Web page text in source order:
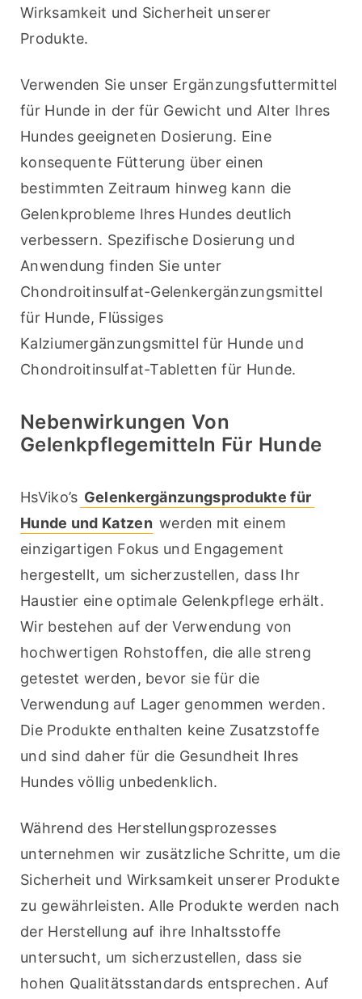
Wirksamkeit und Sicherheit unserer
Produkte.
Verwenden Sie unser Ergänzungsfuttermittel
für Hunde in der für Gewicht und Alter Ihres
Hundes geeigneten Dosierung. Eine
konsequente Fütterung über einen
bestimmten Zeitraum hinweg kann die
Gelenkprobleme Ihres Hundes deutlich
verbessern. Spezifische Dosierung und
Anwendung finden Sie unter
Chondroitinsulfat-Gelenkergänzungsmittel
für Hunde, Flüssiges
Kalziumergänzungsmittel für Hunde und
Chondroitinsulfat-Tabletten für Hunde.
Nebenwirkungen Von
Gelenkpflegemitteln Für Hunde
HsViko’s Gelenkergänzungsprodukte für
Hunde und Katzen werden mit einem
einzigartigen Fokus und Engagement
hergestellt, um sicherzustellen, dass Ihr
Haustier eine optimale Gelenkpflege erhält.
Wir bestehen auf der Verwendung von
hochwertigen Rohstoffen, die alle streng
getestet werden, bevor sie für die
Verwendung auf Lager genommen werden.
Die Produkte enthalten keine Zusatzstoffe
und sind daher für die Gesundheit Ihres
Hundes völlig unbedenklich.
Während des Herstellungsprozesses
unternehmen wir zusätzliche Schritte, um die
Sicherheit und Wirksamkeit unserer Produkte
zu gewährleisten. Alle Produkte werden nach
der Herstellung auf ihre Inhaltsstoffe
untersucht, um sicherzustellen, dass sie
hohen Qualitätsstandards entsprechen. Auf